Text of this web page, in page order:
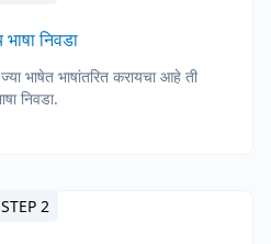
भाषा निवडा
भाषेत भाषांतरित करायचा आहे ती
निवडा.
STEP 2